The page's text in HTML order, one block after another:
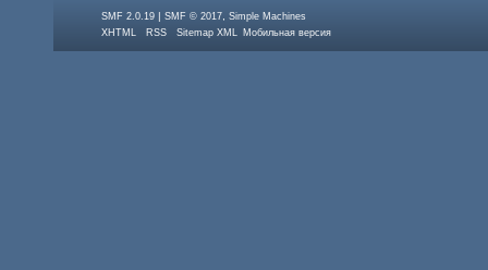
SMF 2.0.19 |SMF © 2017 ,Simple Machines
XHTML
RSS Sitemap XML Мобильная версия